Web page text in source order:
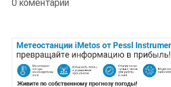
0 коментарии